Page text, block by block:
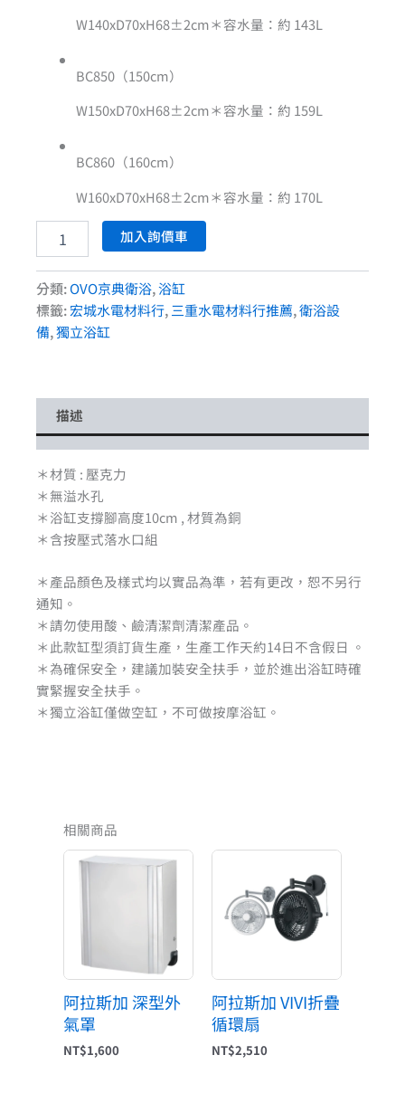
W140xD70xH68±2cm＊容水量：約 143L
BC850（150cm）
W150xD70xH68±2cm＊容水量：約 159L
BC860（160cm）
W160xD70xH68±2cm＊容水量：約 170L
加入詢價車
分類:OVO京典衛浴,浴缸
標籤:宏城水電材料行,三重水電材料行推薦,衛浴設
備,獨立浴缸
描述
＊材質 : 壓克力
＊無溢水孔
＊浴缸支撐腳高度10cm , 材質為銅
＊含按壓式落水口組
＊產品顏色及樣式均以實品為準，若有更改，恕不另行
通知。
＊請勿使用酸、鹼清潔劑清潔產品。
＊此款缸型須訂貨生產，生產工作天約14日不含假日 。
＊為確保安全，建議加裝安全扶手，並於進出浴缸時確
實緊握安全扶手。
＊獨立浴缸僅做空缸，不可做按摩浴缸。
相關商品
阿拉斯加 深型外
氣罩
NT$1,600
阿拉斯加 VIVI折疊
循環扇
NT$2,510